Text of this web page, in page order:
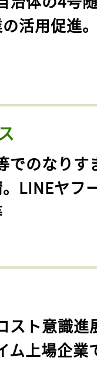
活用促進
でのなりす
LINEヤフ
スト意識進
ム上場企業